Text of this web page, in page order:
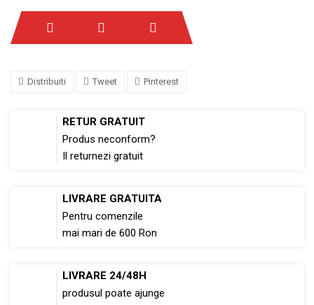
Distribuiti Tweet Pinterest
RETUR GRATUIT
Produs neconform?
Il returnezi gratuit
LIVRARE GRATUITA
Pentru comenzile
mai mari de 600 Ron
LIVRARE 24/48H
produsul poate ajunge